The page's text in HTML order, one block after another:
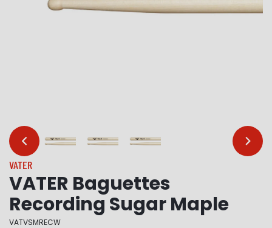
… …
VATER
VATER Baguettes
Recording Sugar Maple
VATVSMRECW